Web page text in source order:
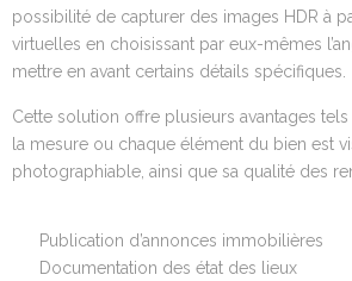
possibilité de capturer des images HDR à
virtuelles en choisissant par eux-mêmes
mettre en avant certains détails spécifiques.
Cette solution offre plusieurs avantages
la mesure ou chaque élément du bien est
photographiable, ainsi que sa qualité des
Publication d’annonces immobilières
Documentation des état des lieux